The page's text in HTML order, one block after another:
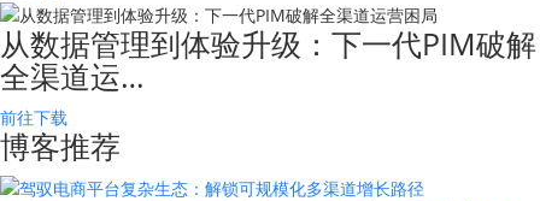
从数据管理到体验升级：下一代PIM破解
全渠道运…
前往下载
博客推荐